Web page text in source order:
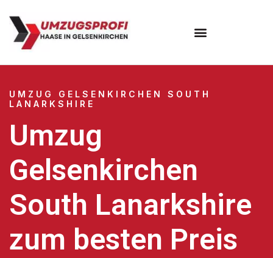
UMZUG GELSENKIRCHEN SOUTH
LANARKSHIRE
Umzug
Gelsenkirchen
South Lanarkshire
zum besten Preis